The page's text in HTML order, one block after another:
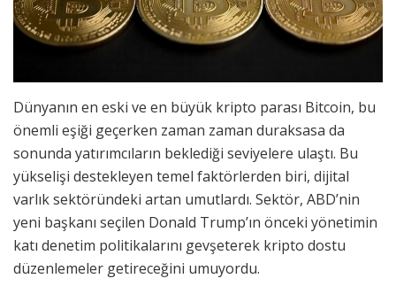
Dünyanın en eski ve en büyük kripto parası Bitcoin, bu
önemli eşiği geçerken zaman zaman duraksasa da
sonunda yatırımcıların beklediği seviyelere ulaştı. Bu
yükselişi destekleyen temel faktörlerden biri, dijital
varlık sektöründeki artan umutlardı. Sektör, ABD’nin
yeni başkanı seçilen Donald Trump’ın önceki yönetimin
katı denetim politikalarını gevşeterek kripto dostu
düzenlemeler getireceğini umuyordu.